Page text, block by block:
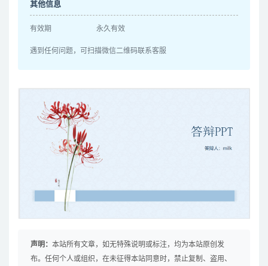
其他信息
有效期 永久有效
遇到任何问题，可扫描微信二维码联系客服
声明： 本站所有文章，如无特殊说明或标注，均为本站原创发
布。任何个人或组织，在未征得本站同意时，禁止复制、盗用、